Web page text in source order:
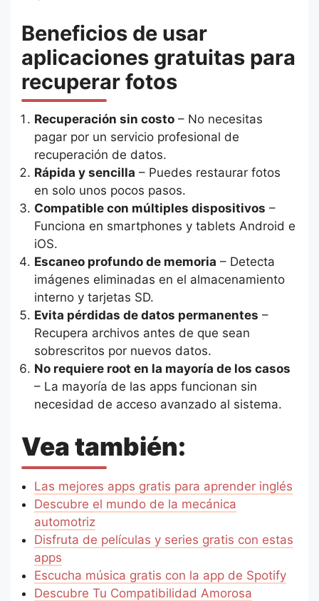
Beneficios de usar
aplicaciones gratuitas para
recuperar fotos
Recuperación sin costo– No necesitas
pagar por un servicio profesional de
recuperación de datos.
Rápida y sencilla – Puedes restaurar fotos
en solo unos pocos pasos.
Compatible con múltiples dispositivos –
Funciona en smartphones y tablets Android e
iOS.
Escaneo profundo de memoria – Detecta
imágenes eliminadas en el almacenamiento
interno y tarjetas SD.
Evita pérdidas de datos permanentes –
Recupera archivos antes de que sean
sobrescritos por nuevos datos.
No requiere root en la mayoría de los casos
– La mayoría de las apps funcionan sin
necesidad de acceso avanzado al sistema.
Vea también:
Las mejores apps gratis para aprender inglés
Descubre el mundo de la mecánica
automotriz
Disfruta de películas y series gratis con estas
apps
Escucha música gratis con la app de Spotify
Descubre Tu Compatibilidad Amorosa